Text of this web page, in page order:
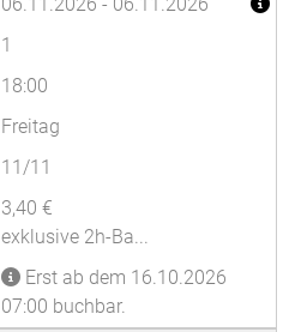
1
18:00
Freitag
11/11
3,40 €
exklusive 2h-Ba...
Erst ab dem 16.10.2026
07:00 buchbar.